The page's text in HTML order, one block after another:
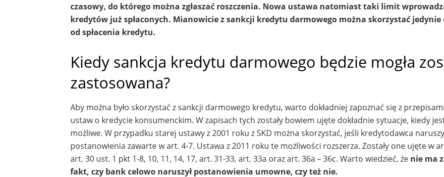
czasowy, do którego można zgłaszać roszczenia. Nowa ustawa natomiast taki limit
kredytów już spłaconych. Mianowicie z sankcji kredytu darmowego można skorzystać
od spłacenia kredytu.
Kiedy sankcja kredytu darmowego będzie mogła
zastosowana?
Aby można było skorzystać z sankcji darmowego kredytu, warto dokładniej zapoznać się z
ustaw o kredycie konsumenckim. W zapisach tych zostały bowiem ujęte dokładnie sytuacje, kiedy
możliwe. W przypadku starej ustawy z 2001 roku z SKD można skorzystać, jeśli kredytodawca naruszy
postanowienia zawarte w art. 4-7. Ustawa z 2011 roku te możliwości rozszerza. Zostały one ujęte w
art. 30 ust. 1 pkt 1-8, 10, 11, 14, 17, art. 31-33, art. 33a oraz art. 36a – 36c. Warto wiedzieć, że nie ma
fakt, czy bank celowo naruszył postanowienia umowne, czy też nie.